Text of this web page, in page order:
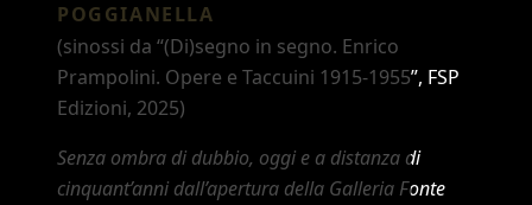
POGGIANELLA
(sinossi da “(Di)segno in segno. Enrico
Prampolini. Opere e Taccuini 1915-1955”, FSP
Edizioni, 2025)
Senza ombra di dubbio, oggi e a distanza di
cinquant’anni dall’apertura della Galleria Fonte